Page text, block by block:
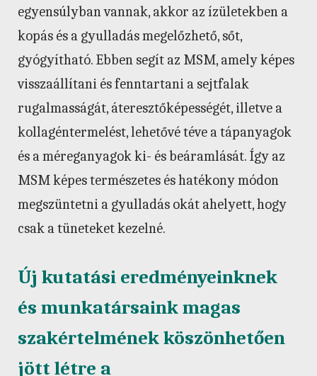
egyensúlyban vannak, akkor az ízületekben a
kopás és a gyulladás megelőzhető, sőt,
gyógyítható. Ebben segít az MSM, amely képes
visszaállítani és fenntartani a sejtfalak
rugalmasságát, áteresztőképességét, illetve a
kollagéntermelést, lehetővé téve a tápanyagok
és a méreganyagok ki- és beáramlását. Így az
MSM képes természetes és hatékony módon
megszüntetni a gyulladás okát ahelyett, hogy
csak a tüneteket kezelné.
Új kutatási eredményeinknek
és munkatársaink magas
szakértelmének köszönhetően
jött létre a